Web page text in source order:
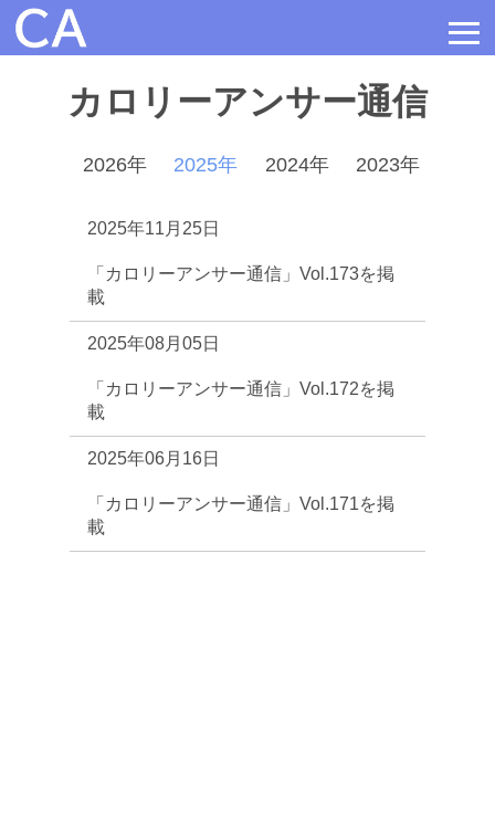
≡
カロリーアンサー通信
2026年 2025年 2024年 2023年
2025年11月25日
「カロリーアンサー通信」Vol.173を掲
載
2025年08月05日
「カロリーアンサー通信」Vol.172を掲
載
2025年06月16日
「カロリーアンサー通信」Vol.171を掲
載